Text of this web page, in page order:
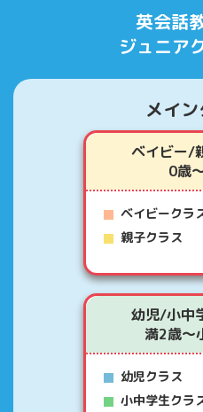
英会話
ジュニア
メイ
ベイビー/
0歳
ベイビークラ
親子クラス
幼児/小中
満2歳～
幼児クラス
小中学生クラ